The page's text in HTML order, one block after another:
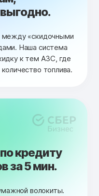
между «скидочными
Наша система
к тем АЗС, где
топлива.
кредиту
за 5 мин.
волокиты.